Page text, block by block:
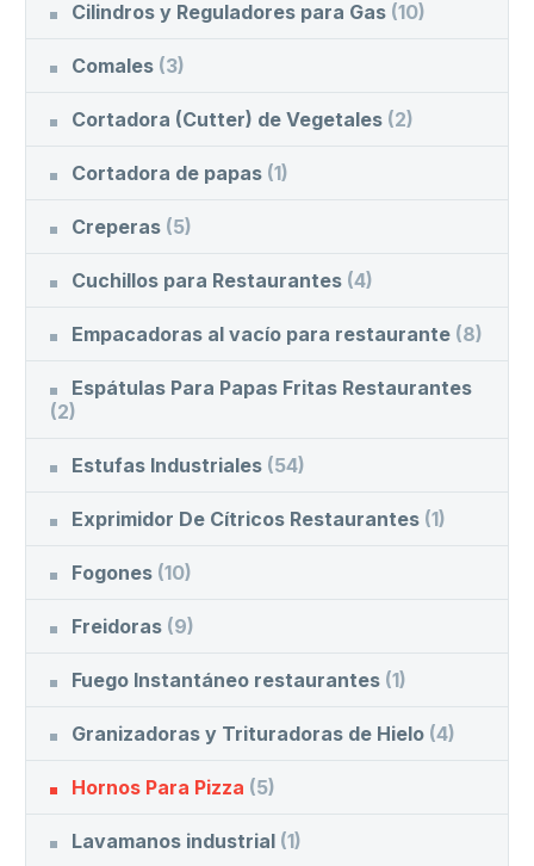
Cilindros y Reguladores para Gas (10)
Comales (3)
Cortadora (Cutter) de Vegetales (2)
Cortadora de papas (1)
Creperas (5)
Cuchillos para Restaurantes (4)
Empacadoras al vacío para restaurante (8)
Espátulas Para Papas Fritas Restaurantes
(2)
Estufas Industriales (54)
Exprimidor De Cítricos Restaurantes (1)
Fogones (10)
Freidoras (9)
Fuego Instantáneo restaurantes (1)
Granizadoras y Trituradoras de Hielo (4)
Hornos Para Pizza (5)
Lavamanos industrial (1)